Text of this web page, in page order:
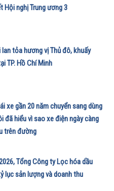
Hội nghị Trung ương 3
lan tỏa hương vị Thủ đô, khuấy
TP. Hồ Chí Minh
xe gần 20 năm chuyển sang dùng
đã hiểu vì sao xe điện ngày càng
trên đường
Tổng Công ty Lọc hóa dầu
lục sản lượng và doanh thu